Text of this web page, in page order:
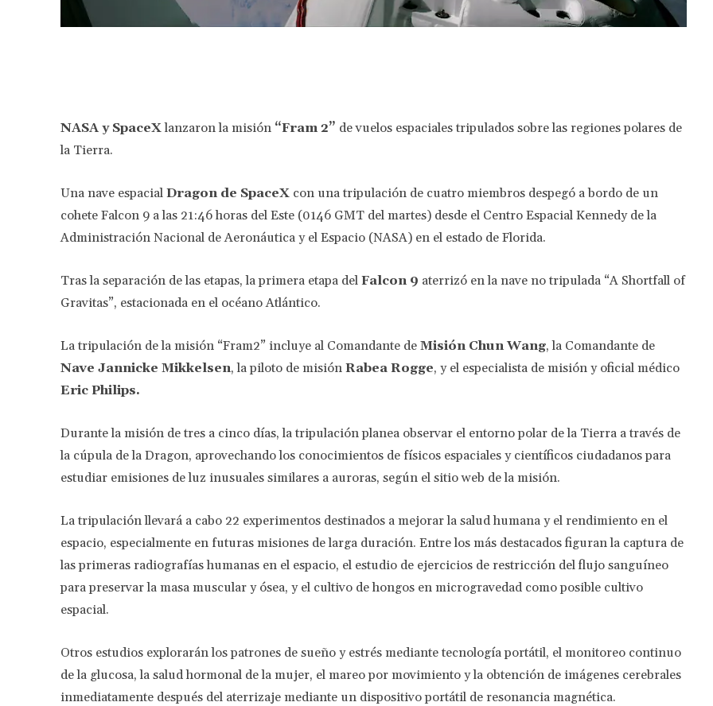
NASA y SpaceXlanzaron la misión “Fram 2” de vuelos espaciales tripulados sobre las regiones polares de
la Tierra.
Una nave espacial Dragon de SpaceX con una tripulación de cuatro miembros despegó a bordo de un
cohete Falcon 9 a las 21:46 horas del Este (0146 GMT del martes) desde el Centro Espacial Kennedy de la
Administración Nacional de Aeronáutica y el Espacio (NASA) en el estado de Florida.
Tras la separación de las etapas, la primera etapa del Falcon 9 aterrizó en la nave no tripulada “A Shortfall of
Gravitas”, estacionada en el océano Atlántico.
La tripulación de la misión “Fram2” incluye al Comandante de Misión Chun Wang, la Comandante de
Nave Jannicke Mikkelsen, la piloto de misión Rabea Rogge, y el especialista de misión y oficial médico
Eric Philips.
Durante la misión de tres a cinco días, la tripulación planea observar el entorno polar de la Tierra a través de
la cúpula de la Dragon, aprovechando los conocimientos de físicos espaciales y científicos ciudadanos para
estudiar emisiones de luz inusuales similares a auroras, según el sitio web de la misión.
La tripulación llevará a cabo 22 experimentos destinados a mejorar la salud humana y el rendimiento en el
espacio, especialmente en futuras misiones de larga duración. Entre los más destacados figuran la captura de
las primeras radiografías humanas en el espacio, el estudio de ejercicios de restricción del flujo sanguíneo
para preservar la masa muscular y ósea, y el cultivo de hongos en microgravedad como posible cultivo
espacial.
Otros estudios explorarán los patrones de sueño y estrés mediante tecnología portátil, el monitoreo continuo
de la glucosa, la salud hormonal de la mujer, el mareo por movimiento y la obtención de imágenes cerebrales
inmediatamente después del aterrizaje mediante un dispositivo portátil de resonancia magnética.